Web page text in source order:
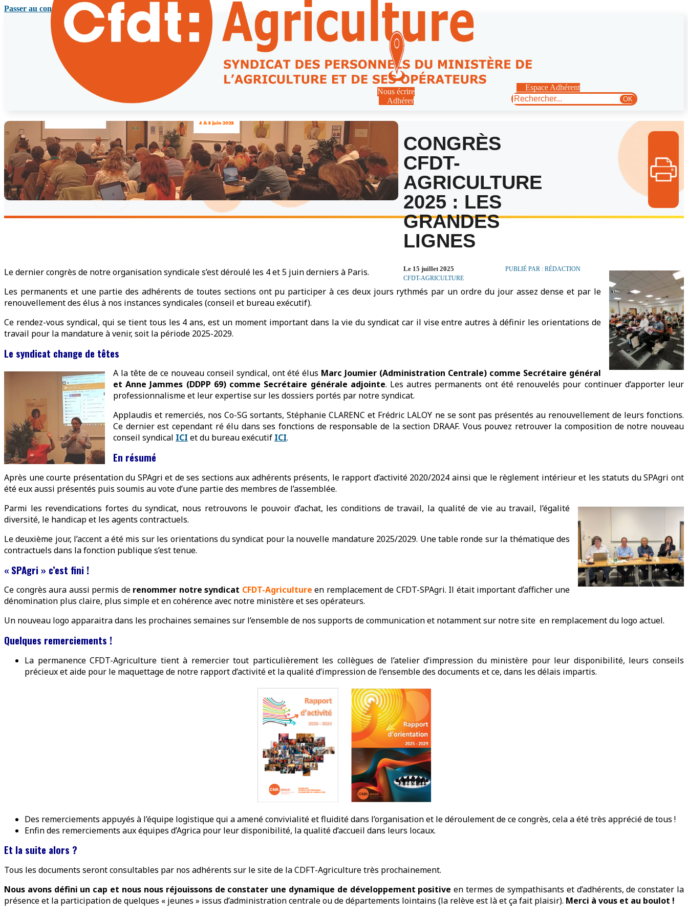
Passer au contenu principal
Nous écrire
Adhérer
Espace Adhérent
Rechercher
OK
CONGRÈS
CFDT-
AGRICULTURE
2025 : LES
GRANDES
LIGNES
Le 15 juillet 2025
PUBLIÉ PAR : RÉDACTION
CFDT-AGRICULTURE
Le dernier congrès de notre organisation syndicale s’est déroulé les 4 et 5 juin derniers à Paris.
Les permanents et une partie des adhérents de toutes sections ont pu participer à ces deux jours rythmés par un ordre du jour assez dense et par le
renouvellement des élus à nos instances syndicales (conseil et bureau exécutif).
Ce rendez-vous syndical, qui se tient tous les 4 ans, est un moment important dans la vie du syndicat car il vise entre autres à définir les orientations de
travail pour la mandature à venir, soit la période 2025-2029.
Le syndicat change de têtes
A la tête de ce nouveau conseil syndical, ont été élus Marc Joumier (Administration Centrale) comme Secrétaire général
et Anne Jammes (DDPP 69) comme Secrétaire générale adjointe. Les autres permanents ont été renouvelés pour continuer d’apporter leur
professionnalisme et leur expertise sur les dossiers portés par notre syndicat.
Applaudis et remerciés, nos Co-SG sortants, Stéphanie CLARENC et Frédric LALOY ne se sont pas présentés au renouvellement de leurs fonctions.
Ce dernier est cependant ré élu dans ses fonctions de responsable de la section DRAAF. Vous pouvez retrouver la composition de notre nouveau
conseil syndical ICI et du bureau exécutif ICI.
En résumé
Après une courte présentation du SPAgri et de ses sections aux adhérents présents, le rapport d’activité 2020/2024 ainsi que le règlement intérieur et les statuts du SPAgri ont
été eux aussi présentés puis soumis au vote d’une partie des membres de l’assemblée.
Parmi les revendications fortes du syndicat, nous retrouvons le pouvoir d’achat, les conditions de travail, la qualité de vie au travail, l’égalité
diversité, le handicap et les agents contractuels.
Le deuxième jour, l’accent a été mis sur les orientations du syndicat pour la nouvelle mandature 2025/2029. Une table ronde sur la thématique des
contractuels dans la fonction publique s’est tenue.
« SPAgri » c’est fini !
Ce congrès aura aussi permis de renommer notre syndicat CFDT-Agriculture en remplacement de CFDT-SPAgri. Il était important d’afficher une
dénomination plus claire, plus simple et en cohérence avec notre ministère et ses opérateurs.
Un nouveau logo apparaitra dans les prochaines semaines sur l’ensemble de nos supports de communication et notamment sur notre site en remplacement du logo actuel.
Quelques remerciements !
La permanence CFDT-Agriculture tient à remercier tout particulièrement les collègues de l’atelier d’impression du ministère pour leur disponibilité, leurs conseils
précieux et aide pour le maquettage de notre rapport d’activité et la qualité d’impression de l’ensemble des documents et ce, dans les délais impartis.
Des remerciements appuyés à l’équipe logistique qui a amené convivialité et fluidité dans l’organisation et le déroulement de ce congrès, cela a été très apprécié de tous !
Enfin des remerciements aux équipes d’Agrica pour leur disponibilité, la qualité d’accueil dans leurs locaux.
Et la suite alors ?
Tous les documents seront consultables par nos adhérents sur le site de la CDFT-Agriculture très prochainement.
Nous avons défini un cap et nous nous réjouissons de constater une dynamique de développement positive en termes de sympathisants et d’adhérents, de constater la
présence et la participation de quelques « jeunes » issus d’administration centrale ou de départements lointains (la relève est là et ça fait plaisir). Merci à vous et au boulot !